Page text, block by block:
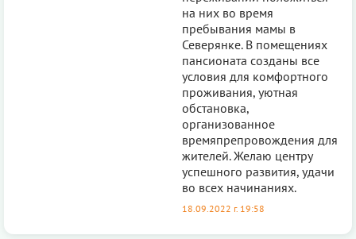
на них во время
пребывания мамы в
Северянке. В помещениях
пансионата созданы все
условия для комфортного
проживания, уютная
обстановка,
организованное
времяпрепровождения для
жителей. Желаю центру
успешного развития, удачи
во всех начинаниях.
18.09.2022 г. 19:58